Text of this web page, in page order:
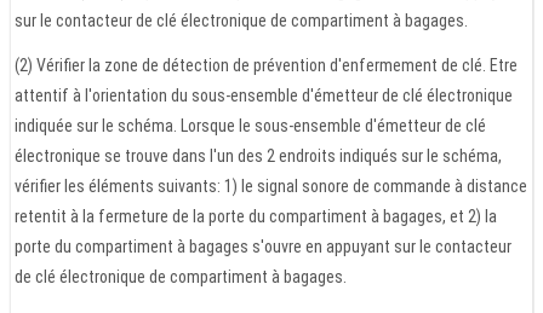
sur le contacteur de clé électronique de compartiment à bagages.
(2) Vérifier la zone de détection de prévention d'enfermement de clé. Etre
attentif à l'orientation du sous-ensemble d'émetteur de clé électronique
indiquée sur le schéma. Lorsque le sous-ensemble d'émetteur de clé
électronique se trouve dans l'un des 2 endroits indiqués sur le schéma,
vérifier les éléments suivants: 1) le signal sonore de commande à distance
retentit à la fermeture de la porte du compartiment à bagages, et 2) la
porte du compartiment à bagages s'ouvre en appuyant sur le contacteur
de clé électronique de compartiment à bagages.